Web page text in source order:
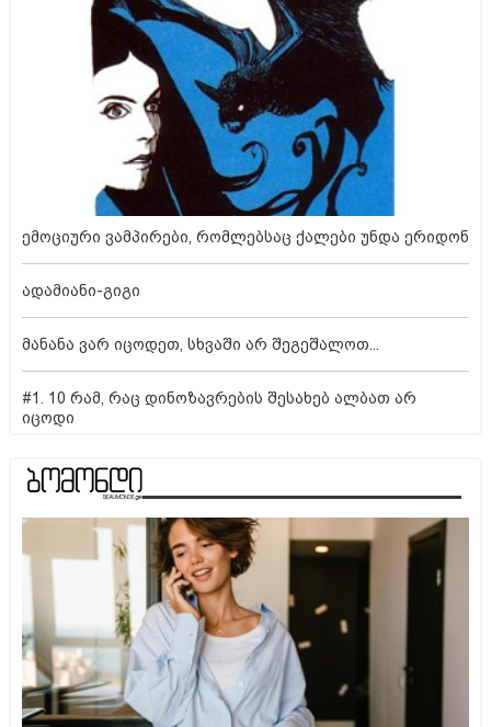
ემოციური ვამპირები, რომლებსაც ქალები უნდა ერიდონ
ადამიანი-გიგი
მანანა ვარ იცოდეთ, სხვაში არ შეგეშალოთ...
#1. 10 რამ, რაც დინოზავრების შესახებ ალბათ არ
იცოდი